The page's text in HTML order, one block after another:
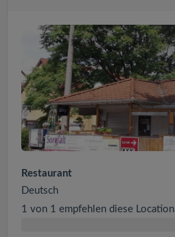
Restaurant
Deutsch
1 von 1 empfehlen diese Location